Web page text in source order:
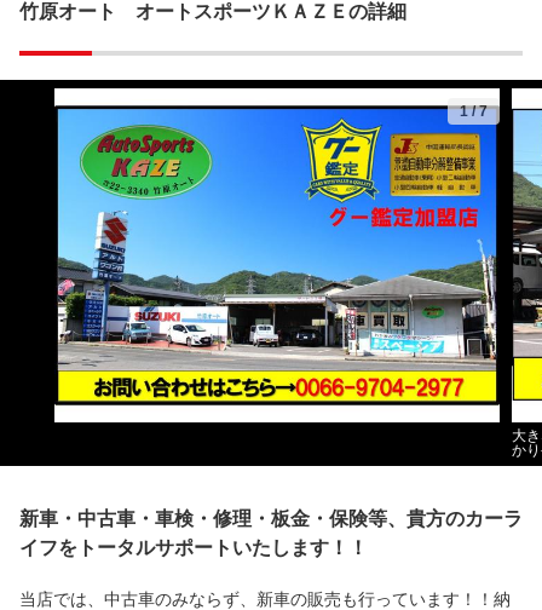
竹原オート オートスポーツＫＡＺＥの詳細
1/7
大
か
新車・中古車・車検・修理・板金・保険等、貴方のカーラ
イフをトータルサポートいたします！！
当店では、中古車のみならず、新車の販売も行っています！！納